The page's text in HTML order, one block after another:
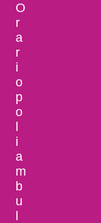
O
r
a
r
i
o
p
o
i
a
m
b
u